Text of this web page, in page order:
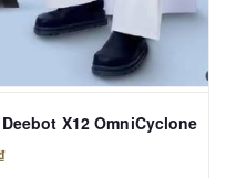
X12 OmniCyclone